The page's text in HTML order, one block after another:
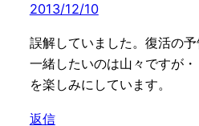
2013/12/10
誤解していました。復活の
一緒したいのは山々ですが
を楽しみにしています。
返信